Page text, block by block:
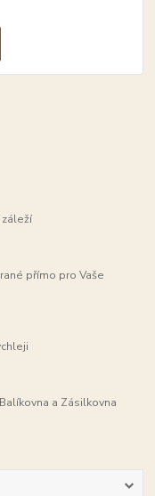
záleží
přímo pro Vaše
a Zásilkovna